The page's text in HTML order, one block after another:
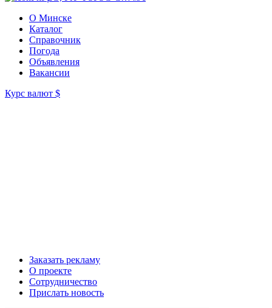
О Минске
Каталог
Справочник
Погода
Объявления
Вакансии
Курс валют $
Заказать рекламу
О проекте
Сотрудничество
Прислать новость